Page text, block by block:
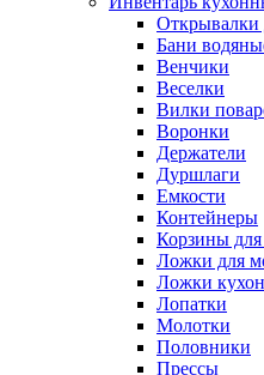
Открывалки
Бани
Венчики
Веселки
Вилки
Воронки
Держатели
Дуршлаги
Емкости
Контейнеры
Корзины
Ложки для
Ложки
Лопатки
Молотки
Половники
Прессы